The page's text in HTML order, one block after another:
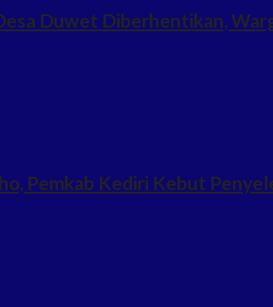
Duwet Diberhentikan,
Pemkab Kediri Kebut